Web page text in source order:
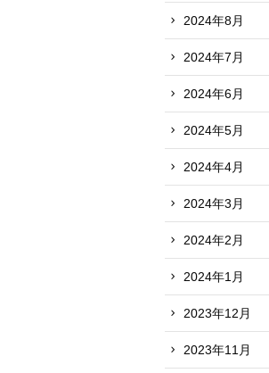
2024年8月
2024年7月
2024年6月
2024年5月
2024年4月
2024年3月
2024年2月
2024年1月
2023年12月
2023年11月